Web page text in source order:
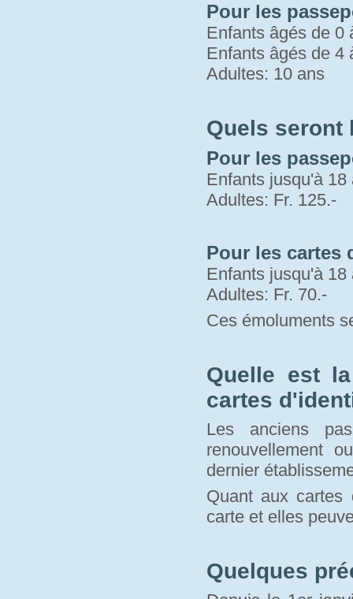
Pour les
Enfants âgés de 0
Enfants âgés de 4
Adultes: 10 ans
Quels seront
Pour les
Enfants jusqu'à 18
Adultes: Fr. 125.-
Pour les cartes
Enfants jusqu'à 18
Adultes: Fr. 70.-
Ces émoluments
Quelle est
cartes
Les anciens
renouvellement
dernier
Quant aux
carte et elles
Quelques